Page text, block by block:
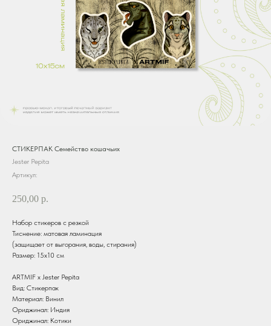
СТИКЕРПАК Семейство кошачьих
Jester Pepita
Артикул:
250,00 р.
Набор стикеров с резкой
Тиснение: матовая ламинация
(защищает от выгорания, воды, стирания)
Размер: 15х10 см
ARTMIF х Jester Pepita
Вид: Стикерпак
Материал: Винил
Ориджинал: Индия
Ориджинал: Котики